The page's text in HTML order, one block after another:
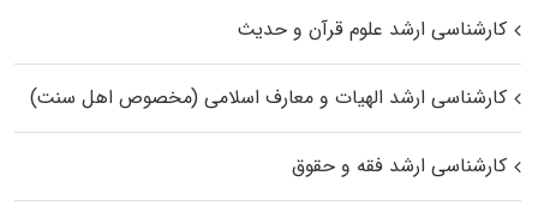
کارشناسی ارشد علوم قرآن و حدیث
کارشناسی ارشد الهیات و معارف اسلامی (مخصوص اهل سنت)
کارشناسی ارشد فقه و حقوق